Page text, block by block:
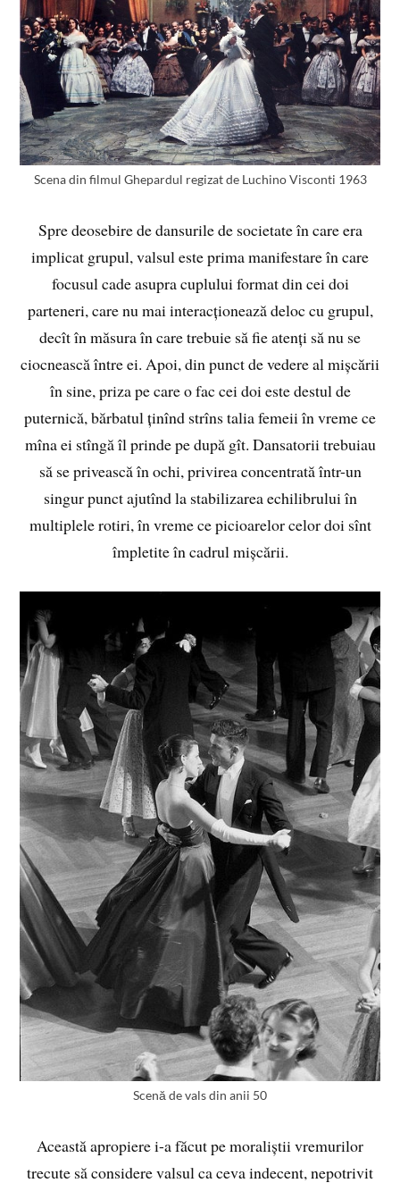
Scena din filmul Ghepardul regizat de Luchino Visconti 1963
Spre deosebire de dansurile de societate în care era
implicat grupul, valsul este prima manifestare în care
focusul cade asupra cuplului format din cei doi
parteneri, care nu mai interacționează deloc cu grupul,
decît în măsura în care trebuie să fie atenți să nu se
ciocnească între ei. Apoi, din punct de vedere al mișcării
în sine, priza pe care o fac cei doi este destul de
puternică, bărbatul ținînd strîns talia femeii în vreme ce
mîna ei stîngă îl prinde pe după gît. Dansatorii trebuiau
să se privească în ochi, privirea concentrată într-un
singur punct ajutînd la stabilizarea echilibrului în
multiplele rotiri, în vreme ce picioarelor celor doi sînt
împletite în cadrul mișcării.
Scenă de vals din anii 50
Această apropiere i-a făcut pe moraliștii vremurilor
trecute să considere valsul ca ceva indecent, nepotrivit